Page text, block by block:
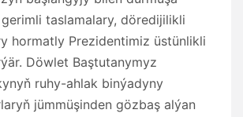
taslamalary, döredijilikli
hormatly Prezidentimiz üstünlikli
Döwlet Baştutanymyz
ruhy-ahlak binýadyny
jümmüşinden gözbaş alýan